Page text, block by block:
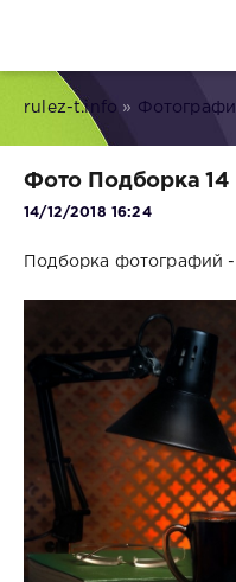
rulez-t.info »
Фото Подборка 14
14/12/2018 16:24
Подборка фотографий